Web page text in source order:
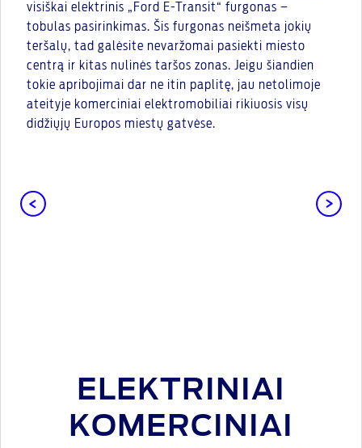
visiškai elektrinis „Ford E-Transit“ furgonas –
tobulas pasirinkimas. Šis furgonas neišmeta jokių
teršalų, tad galėsite nevaržomai pasiekti miesto
centrą ir kitas nulinės taršos zonas. Jeigu šiandien
tokie apribojimai dar ne itin paplitę, jau netolimoje
ateityje komerciniai elektromobiliai rikiuosis visų
didžiųjų Europos miestų gatvėse.
ELEKTRINIAI
KOMERCINIAI